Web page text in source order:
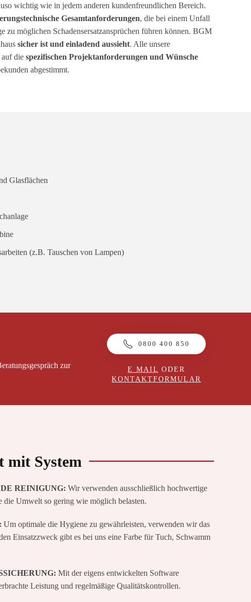
wichtig wie in jedem anderen kundenfreundlichen Bereich.
Gesamtanforderungen, die bei einem Unfall
zu möglichen Schadensersatzansprüchen führen können. BGM
sicher ist und einladend aussieht. Alle unsere
die spezifischen Projektanforderungen und Wünsche
abgestimmt.
Glasflächen
(z.B. Tauschen von Lampen)
zur
0800 400 850
E MAIL ODER
KONTAKTFORMULAR
mit System
REINIGUNG: Wir verwenden ausschließlich hochwertige
die Umwelt so gering wie möglich belasten.
Um optimale die Hygiene zu gewährleisten, verwenden wir das
Einsatzzweck gibt es bei uns eine Farbe für Tuch, Schwamm
Mit der eigens entwickelten Software
Leistung und regelmäßige Qualitätskontrollen.